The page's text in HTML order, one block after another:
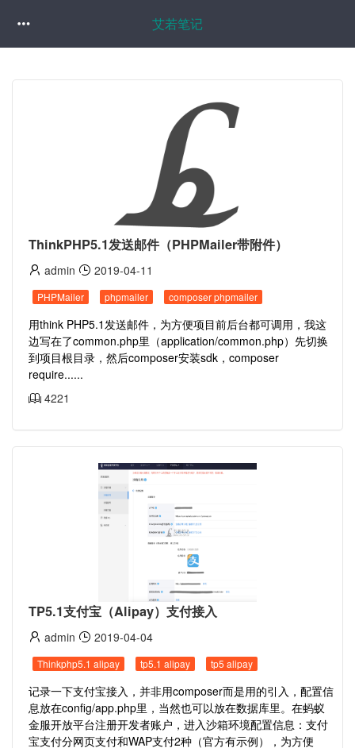
艾若笔记
ThinkPHP5.1发送邮件（PHPMailer带附件）
admin 2019-04-11
PHPMailer phpmailer composer phpmailer
用think PHP5.1发送邮件，为方便项目前后台都可调用，我这
边写在了common.php里（application/common.php）先切换
到项目根目录，然后composer安装sdk，composer
require......
4221
TP5.1支付宝（Alipay）支付接入
admin 2019-04-04
Thinkphp5.1 alipay tp5.1 alipay tp5 alipay
记录一下支付宝接入，并非用composer而是用的引入，配置信
息放在config/app.php里，当然也可以放在数据库里。在蚂蚁
金服开放平台注册开发者账户，进入沙箱环境配置信息：支付
宝支付分网页支付和WAP支付2种（官方有示例），为方便
